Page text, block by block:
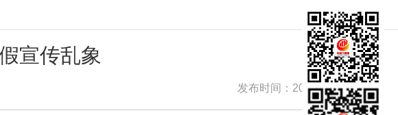
宣传乱象
发布时间：2026-03-05